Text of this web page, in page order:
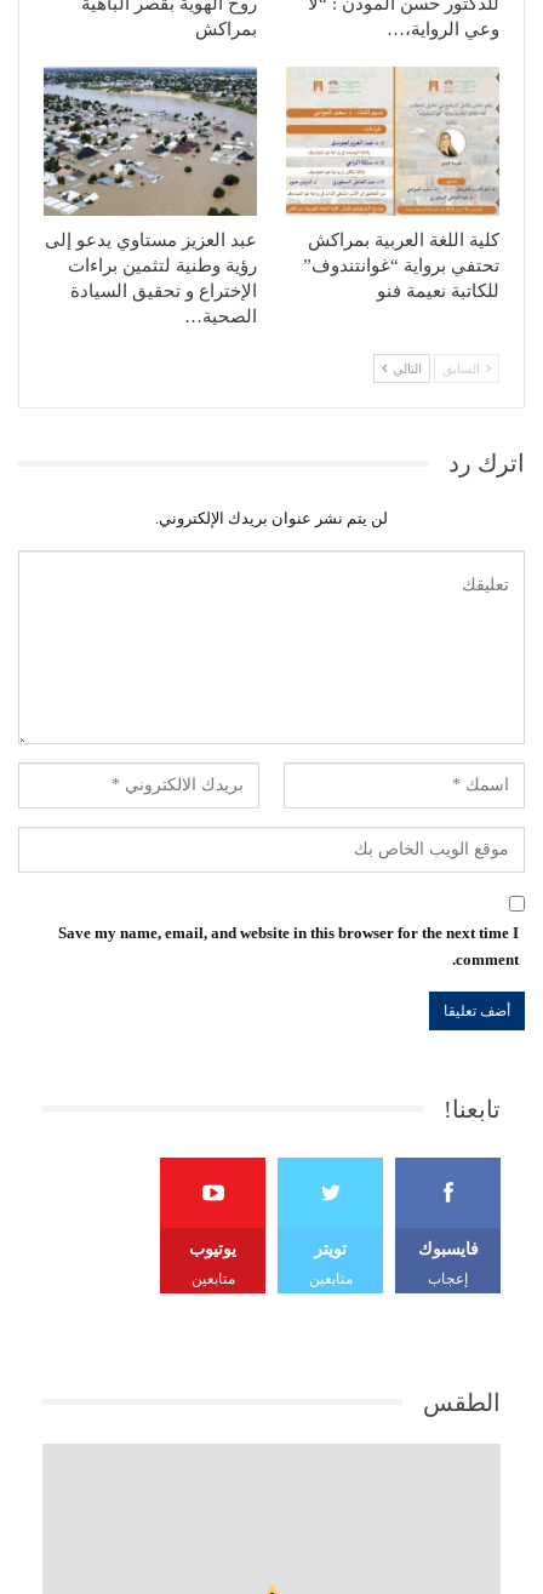
وعي الرواية،…
بمراكش
كلية اللغة العربية بمراكش
تحتفي برواية “غوانتندوف”
للكاتبة نعيمة فنو
عبد العزيز مستاوي يدعو إلى
رؤية وطنية لتثمين براءات
الإختراع و تحقيق السيادة
الصحية…
السابق التالي
اترك رد
لن يتم نشر عنوان بريدك الإلكتروني.
Save my name, email, and website in this browser for the next time I
comment.
تابعنا!
فايسبوك
إعجاب
تويتر
متابعين
يوتيوب
متابعين
الطقس